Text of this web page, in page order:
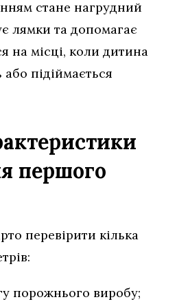
стане нагрудний
лямки та допомагає
на місці, коли дитина
підіймається
першого
перевірити кілька
порожнього виробу;